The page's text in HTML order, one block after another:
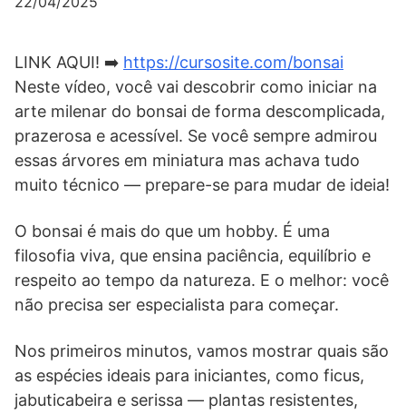
LINK AQUI! ➡️ https://cursosite.com/bonsai
Neste vídeo, você vai descobrir como iniciar na
arte milenar do bonsai de forma descomplicada,
prazerosa e acessível. Se você sempre admirou
essas árvores em miniatura mas achava tudo
muito técnico — prepare-se para mudar de ideia!
O bonsai é mais do que um hobby. É uma
filosofia viva, que ensina paciência, equilíbrio e
respeito ao tempo da natureza. E o melhor: você
não precisa ser especialista para começar.
Nos primeiros minutos, vamos mostrar quais são
as espécies ideais para iniciantes, como ficus,
jabuticabeira e serissa — plantas resistentes,